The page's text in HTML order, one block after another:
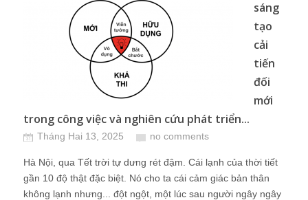
sáng
tạo
cải
tiến
đối
mới
trong công việc và nghiên cứu phát triển...
Tháng Hai 13, 2025 no comments
Hà Nội, qua Tết trời tự dưng rét đậm. Cái lạnh của thời tiết
gần 10 độ thật đặc biệt. Nó cho ta cái cảm giác bản thân
không lạnh nhưng... đột ngột, một lúc sau người ngây ngây